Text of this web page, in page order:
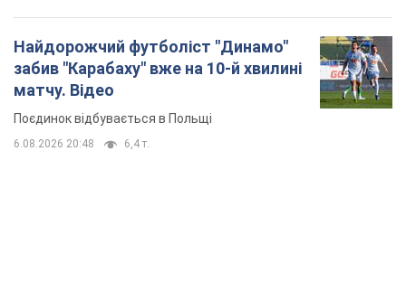
Найдорожчий футболіст "Динамо"
забив "Карабаху" вже на 10-й хвилині
матчу. Відео
Поєдинок відбувається в Польщі
6.08.2026 20:48 6,4 т.